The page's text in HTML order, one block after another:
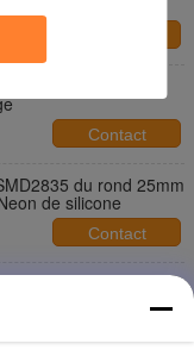
Contact
du rond 25mm
de silicone
Contact